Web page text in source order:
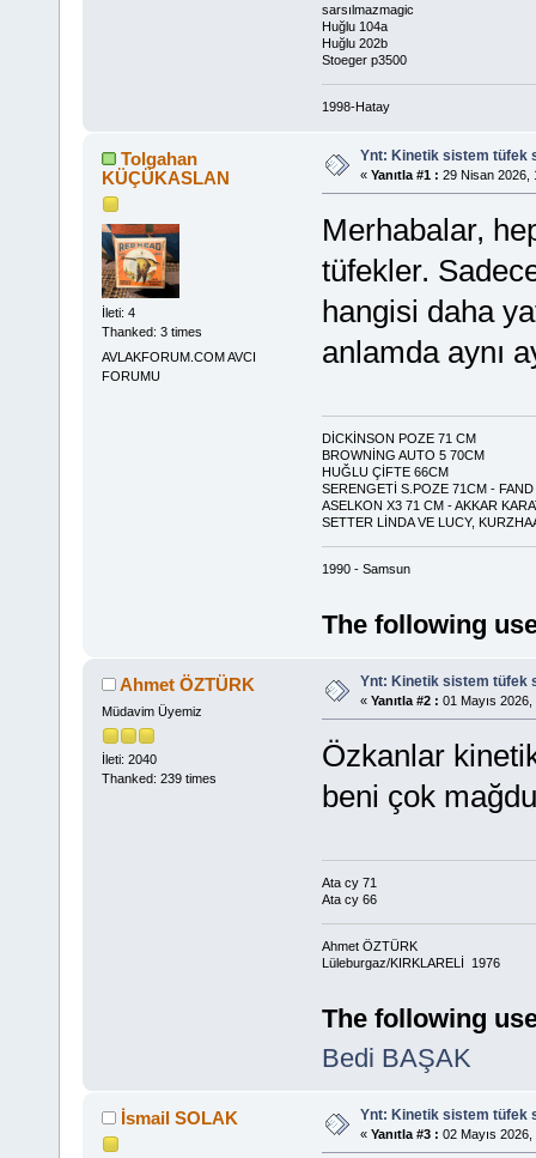
sarsılmazmagic
Huğlu 104a
Huğlu 202b
Stoeger p3500
1998-Hatay
Tolgahan
KÜÇÜKASLAN
İleti: 4
Thanked: 3 times
AVLAKFORUM.COM AVCI
FORUMU
Ynt: Kinetik sistem tüfek
« Yanıtla #1 : 29 Nisan 2026,
Merhabalar,
tüfekler.
hangisi daha
anlamda aynı
DİCKİNSON POZE 71 CM
BROWNİNG AUTO 5 70CM
HUĞLU ÇİFTE 66CM
SERENGETİ S.POZE 71CM -
ASELKON X3 71 CM - AKKAR
SETTER LİNDA VE LUCY,
1990 - Samsun
The following
Ahmet ÖZTÜRK
Müdavim Üyemiz
İleti: 2040
Thanked: 239 times
Ynt: Kinetik sistem tüfek
« Yanıtla #2 : 01 Mayıs
Özkanlar
beni çok
Ata cy 71
Ata cy 66
Ahmet ÖZTÜRK
Lüleburgaz/KIRKLARELİ 1976
The following
Bedi BAŞAK
İsmail SOLAK Ynt: Kinetik sistem tüfek
« Yanıtla #3 : 02 Mayıs